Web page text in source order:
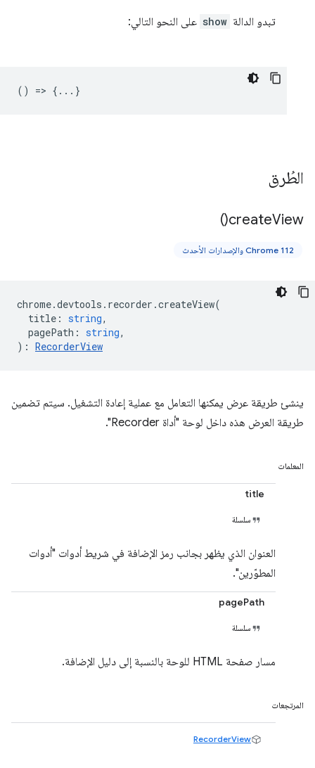
تبدو الدالة show على النحو التالي:
() => {...}
الطُرق
createView(
)
Chrome 112 والإصدارات الأحدث
chrome.devtools . recorder .createView(
title : string,
pagePath : string,
) : RecorderView
ينشئ طريقة عرض يمكنها التعامل مع عملية إعادة التشغيل. سيتم تضمين
طريقة العرض هذه داخل لوحة "أداة Recorder".
المعلمات
title
سلسلة
العنوان الذي يظهر بجانب رمز الإضافة في شريط أدوات "أدوات
المطوّرين".
pagePath
سلسلة
مسار صفحة HTML للوحة بالنسبة إلى دليل الإضافة.
المرتجعات
RecorderView